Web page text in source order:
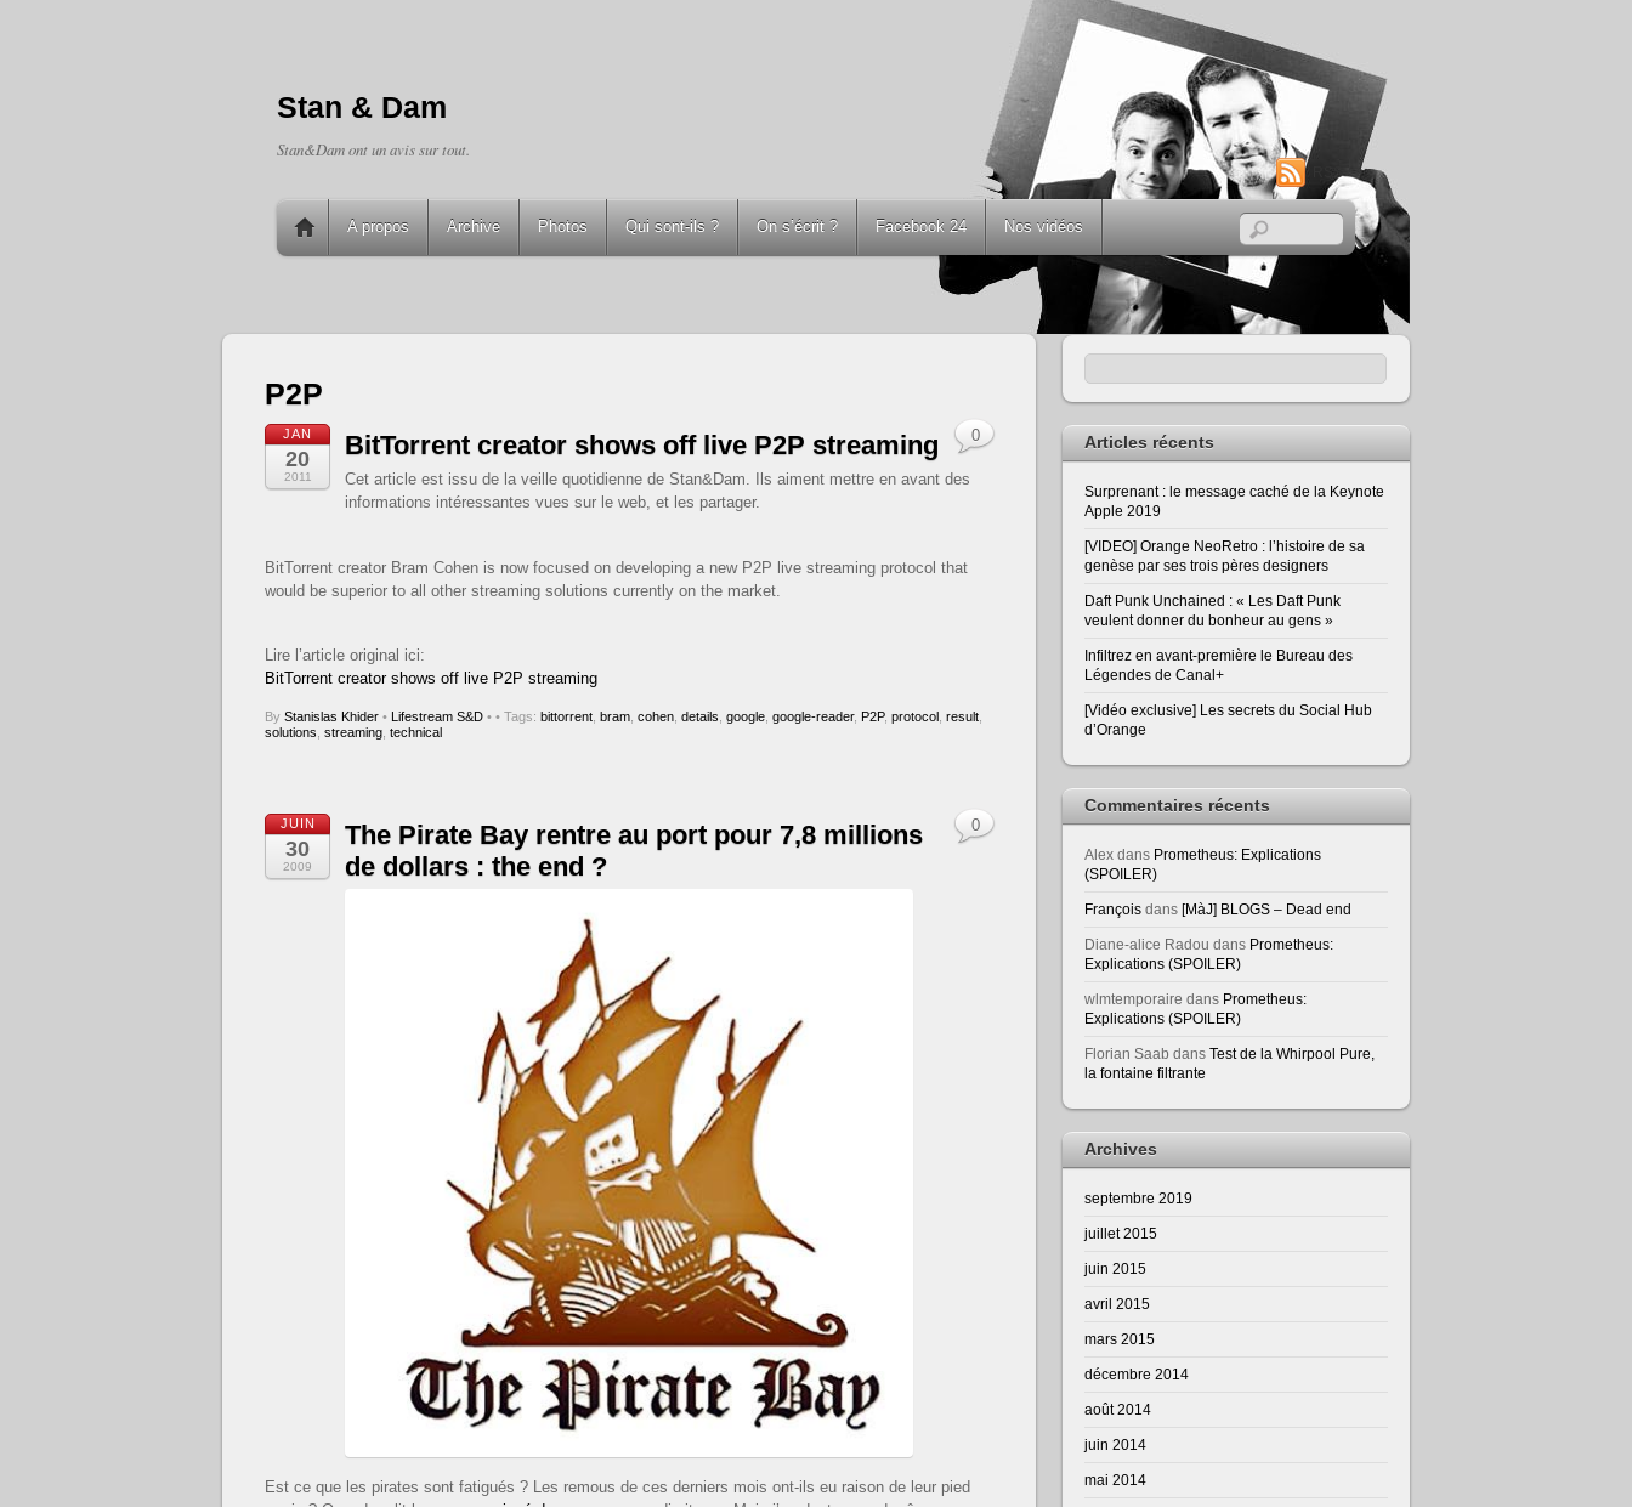
Stan & Dam
Stan&Dam ont un avis sur tout.
RSS
A propos Archive Photos Qui sont-ils ? On s’écrit ? Facebook 24 Nos vidéos
P2P
JAN
20
2011
BitTorrent creator shows off live P2P streaming
Cet article est issu de la veille quotidienne de Stan&Dam. Ils aiment mettre en avant des
informations intéressantes vues sur le web, et les partager.
BitTorrent creator Bram Cohen is now focused on developing a new P2P live streaming protocol that
would be superior to all other streaming solutions currently on the market.
Lire l’article original ici:
BitTorrent creator shows off live P2P streaming
By Stanislas Khider • Lifestream S&D •
0
• Tags: bittorrent bram cohen details google google-reader, P2P, protocol result
solutions streaming technical
JUIN
30
2009
The Pirate Bay rentre au port pour 7,8 millions
de dollars : the end ?
Est ce que les pirates sont fatigués ? Les remous de ces derniers mois ont-ils eu raison de leur pied
0
Articles récents
Surprenant : le message caché de la Keynote
Apple 2019
[VIDEO] Orange NeoRetro : l’histoire de sa
genèse par ses trois pères designers
Daft Punk Unchained : « Les Daft Punk
veulent donner du bonheur au gens »
Infiltrez en avant-première le Bureau des
Légendes de Canal+
[Vidéo exclusive] Les secrets du Social Hub
d’Orange
Commentaires récents
Alex dans Prometheus: Explications
(SPOILER)
François dans [MàJ] BLOGS – Dead end
Diane-alice Radou dans Prometheus:
Explications (SPOILER)
wlmtemporaire dans Prometheus:
Explications (SPOILER)
Florian Saab dans Test de la Whirpool Pure,
la fontaine filtrante
Archives
septembre 2019
juillet 2015
juin 2015
avril 2015
mars 2015
décembre 2014
août 2014
juin 2014
mai 2014